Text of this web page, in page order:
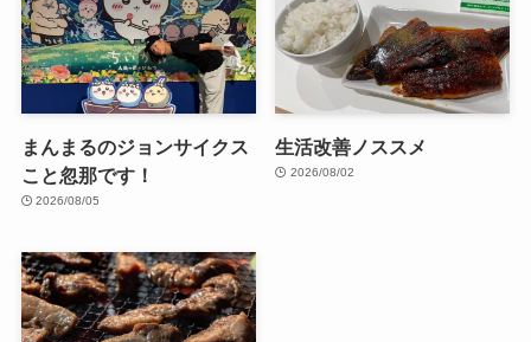
まんまるのジョンサイクス
こと忽那です！
2026/08/05
生活改善ノススメ
2026/08/02